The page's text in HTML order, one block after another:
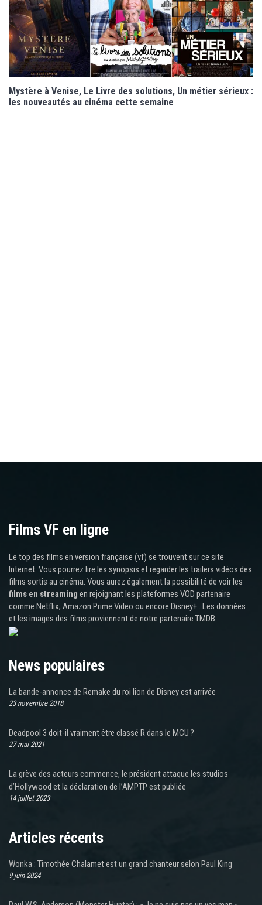
Mystère à Venise, Le Livre des solutions, Un métier sérieux :
les nouveautés au cinéma cette semaine
Films VF en ligne
Le top des films en version française (vf) se trouvent sur ce site
Internet. Vous pourrez lire les synopsis et regarder les trailers vidéos des
films sortis au cinéma. Vous aurez également la possibilité de voir les
films en streaming en rejoignant les plateformes VOD partenaire
comme Netflix, Amazon Prime Video ou encore Disney+ . Les données
et les images des films proviennent de notre partenaire TMDB.
News populaires
La bande-annonce de Remake du roi lion de Disney est arrivée
23 novembre 2018
Deadpool 3 doit-il vraiment être classé R dans le MCU ?
27 mai 2021
La grève des acteurs commence, le président attaque les studios
d’Hollywood et la déclaration de l’AMPTP est publiée
14 juillet 2023
Articles récents
Wonka : Timothée Chalamet est un grand chanteur selon Paul King
9 juin 2024